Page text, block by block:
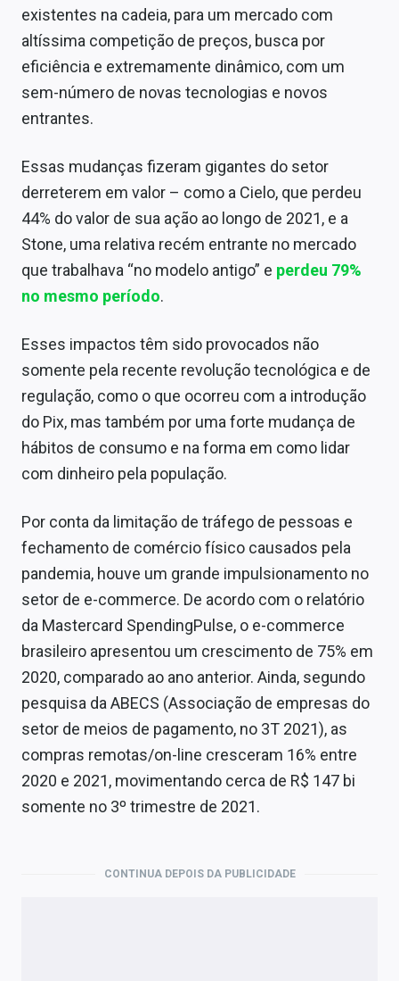
existentes na cadeia, para um mercado com
altíssima competição de preços, busca por
eficiência e extremamente dinâmico, com um
sem-número de novas tecnologias e novos
entrantes.
Essas mudanças fizeram gigantes do setor
derreterem em valor – como a Cielo, que perdeu
44% do valor de sua ação ao longo de 2021, e a
Stone, uma relativa recém entrante no mercado
que trabalhava “no modelo antigo” e perdeu 79%
no mesmo período.
Esses impactos têm sido provocados não
somente pela recente revolução tecnológica e de
regulação, como o que ocorreu com a introdução
do Pix, mas também por uma forte mudança de
hábitos de consumo e na forma em como lidar
com dinheiro pela população.
Por conta da limitação de tráfego de pessoas e
fechamento de comércio físico causados pela
pandemia, houve um grande impulsionamento no
setor de e-commerce. De acordo com o relatório
da Mastercard SpendingPulse, o e-commerce
brasileiro apresentou um crescimento de 75% em
2020, comparado ao ano anterior. Ainda, segundo
pesquisa da ABECS (Associação de empresas do
setor de meios de pagamento, no 3T 2021), as
compras remotas/on-line cresceram 16% entre
2020 e 2021, movimentando cerca de R$ 147 bi
somente no 3º trimestre de 2021.
CONTINUA DEPOIS DA PUBLICIDADE